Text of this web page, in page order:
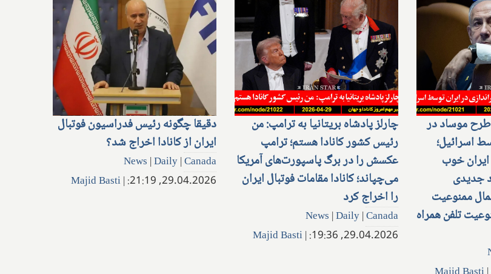
دقیقا چگونه رئیس فدراسیون فوتبال
ایران از کانادا اخراج شد؟
News |Daily|Canada
29.04.2026, 21:19:
|
Majid Basti
چارلز پادشاه بریتانیا به ترامپ: من
رئیس کشور کانادا هستم؛ ترامپ
عکسش را در برگ پاسپورت‌های آمریکا
می‌چپاند؛ کانادا مقامات فوتبال ایران
را اخراج کرد
News |Daily|Canada
29.04.2026, 19:36:
|
Majid Basti
موساد در
اسرائیل؛
خوب
جدیدی
ممنوعیت
تلفن همراه